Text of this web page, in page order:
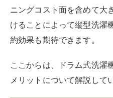
セーターなどの繊細素材や
素材、薄手のワンピースや
服など、デリケートな衣類
ドラム式洗濯機は、お気に
せたい方には特におすすめ